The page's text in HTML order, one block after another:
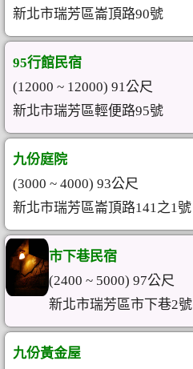
新北市瑞芳區崙頂路90號
95行館民宿
(12000 ~ 12000) 91公尺
新北市瑞芳區輕便路95號
九份庭院
(3000 ~ 4000) 93公尺
新北市瑞芳區崙頂路141之1號
市下巷民宿
(2400 ~ 5000) 97公尺
新北市瑞芳區市下巷2號
九份黃金屋